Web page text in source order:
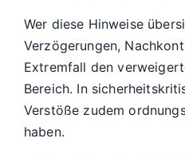
Wer diese Hinweise
Verzögerungen,
Extremfall den
Bereich. In
Verstöße zudem
haben.